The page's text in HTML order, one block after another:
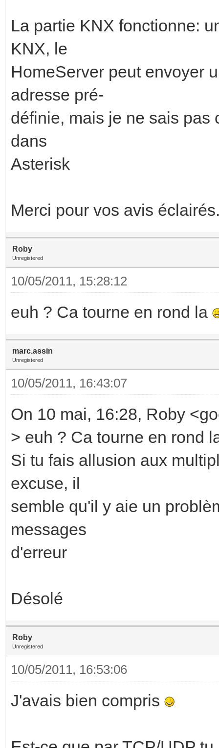
La partie KNX fonctionne:
KNX, le
HomeServer peut envoyer
adresse pré-
définie, mais je ne sais pas
dans
Asterisk
Merci pour vos avis
Roby
Unregistered
10/05/2011, 15:28:12
euh ? Ca tourne en rond la
marc.assin
Unregistered
10/05/2011, 16:43:07
On 10 mai, 16:28, Roby
> euh ? Ca tourne en rond
Si tu fais allusion aux
excuse, il
semble qu'il y aie un
messages
d'erreur
Désolé
Roby
Unregistered
10/05/2011, 16:53:06
J'avais bien compris